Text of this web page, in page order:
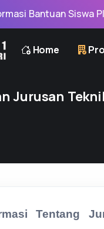
Bantuan Siswa PIP/KIP
Home
Jurusan
Tentang